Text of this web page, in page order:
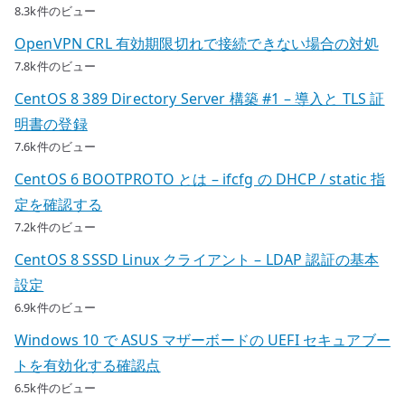
8.3k件のビュー
OpenVPN CRL 有効期限切れで接続できない場合の対処
7.8k件のビュー
CentOS 8 389 Directory Server 構築 #1 – 導入と TLS 証
明書の登録
7.6k件のビュー
CentOS 6 BOOTPROTO とは – ifcfg の DHCP / static 指
定を確認する
7.2k件のビュー
CentOS 8 SSSD Linux クライアント – LDAP 認証の基本
設定
6.9k件のビュー
Windows 10 で ASUS マザーボードの UEFI セキュアブー
トを有効化する確認点
6.5k件のビュー